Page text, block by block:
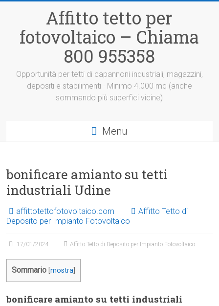
Affitto tetto per
fotovoltaico – Chiama
800 955358
Opportunità per tetti di capannoni industriali, magazzini,
depositi e stabilimenti · Minimo 4.000 mq (anche
sommando più superfici vicine)
Menu
bonificare amianto su tetti
industriali Udine
affittotettofotovoltaico.com
Affitto Tetto di
Deposito per Impianto Fotovoltaico
17/01/2024 Affitto Tetto di Deposito per Impianto Fotovoltaico
Sommario [mostra
bonificare amianto su tetti industriali